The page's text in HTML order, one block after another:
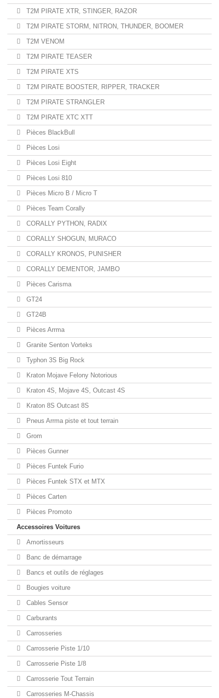
T2M PIRATE XTR, STINGER, RAZOR
T2M PIRATE STORM, NITRON, THUNDER, BOOMER
T2M VENOM
T2M PIRATE TEASER
T2M PIRATE XTS
T2M PIRATE BOOSTER, RIPPER, TRACKER
T2M PIRATE STRANGLER
T2M PIRATE XTC XTT
Pièces BlackBull
Pièces Losi
Pièces Losi Eight
Pièces Losi 810
Pièces Micro B / Micro T
Pièces Team Corally
CORALLY PYTHON, RADIX
CORALLY SHOGUN, MURACO
CORALLY KRONOS, PUNISHER
CORALLY DEMENTOR, JAMBO
Pièces Carisma
GT24
GT24B
Pièces Arrma
Granite Senton Vorteks
Typhon 3S Big Rock
Kraton Mojave Felony Notorious
Kraton 4S, Mojave 4S, Outcast 4S
Kraton 8S Outcast 8S
Pneus Arrma piste et tout terrain
Grom
Pièces Gunner
Pièces Funtek Furio
Pièces Funtek STX et MTX
Pièces Carten
Pièces Promoto
Accessoires Voitures
Amortisseurs
Banc de démarrage
Bancs et outils de réglages
Bougies voiture
Cables Sensor
Carburants
Carrosseries
Carrosserie Piste 1/10
Carrosserie Piste 1/8
Carrosserie Tout Terrain
Carrosseries M-Chassis